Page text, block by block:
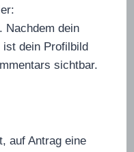
Nachdem dein
ist dein Profilbild
sichtbar.
auf Antrag eine